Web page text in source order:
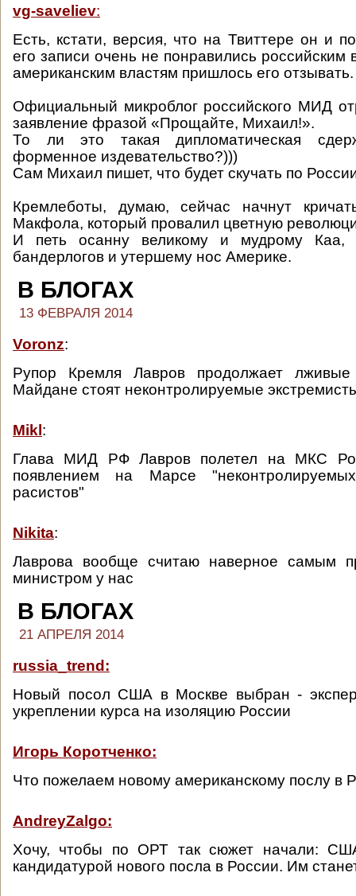
vg-saveliev:
Есть, кстати, версия, что на Твиттере он и
его записи очень не понравились российским
американским властям пришлось его отзывать.
Официальный микроблог российского МИД
заявление фразой «Прощайте, Михаил!».
То ли это такая дипломатическая
форменное издевательство?)))
Сам Михаил пишет, что будет скучать по
Кремлеботы, думаю, сейчас начнут
Макфола, который провалил цветную
И петь осанну великому и мудрому Каа,
бандерлогов и утершему нос Америке.
В БЛОГАХ
13 ФЕВРАЛЯ 2014
Voronz:
Рупор Кремля Лавров продолжает
Майдане стоят неконтролируемые
Mikl :
Глава МИД РФ Лавров полетел на МКС
появлением на Марсе
расистов"
Nikita:
Лаврова вообще считаю наверное самым
министром у нас
В БЛОГАХ
21 АПРЕЛЯ 2014
russia_trend:
Новый посол США в Москве выбран -
укреплении курса на изоляцию России
Игорь Коротченко:
Что пожелаем новому американскому послу в
AndreyZalgo:
Хочу, чтобы по ОРТ так сюжет начали:
кандидатурой нового посла в России. Им